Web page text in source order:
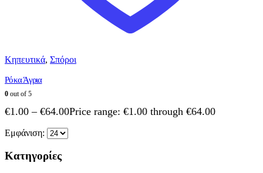
Κηπευτικά, Σπόροι
Ρόκα Άγρια
0 out of 5
€1.00 – €64.00Price range: €1.00 through €64.00
Εμφάνιση:
Κατηγορίες